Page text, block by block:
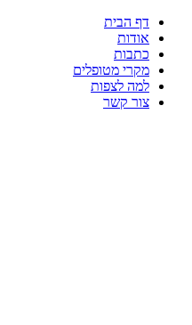
דף הבית
אודות
כתבות
מקרי מטופלים
למה לצפות
צור קשר